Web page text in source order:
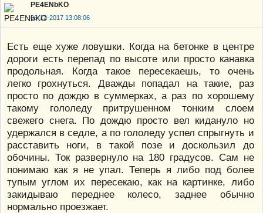
PE4ENbKO
06-12-2017 13:08:06
Есть еще хуже ловушки. Когда на бетонке в центре
дороги есть перепад по высоте или просто канавка
продольная. Когда такое пересекаешь, то очень
легко грохнуться. Дважды попадал на такие, раз
просто по дождю в суммерках, а раз по хорошему
такому гололеду притрушенном тонким слоем
свежего снега. По дождю просто вел кидануло но
удержался в седле, а по гололеду успел спрыгнуть и
расставить ноги, в такой позе и доскользил до
обочины. Ток развернуло на 180 градусов. Сам не
понимаю как я не упал. Теперь я либо под более
тупым углом их пересекаю, как на картинке, либо
закидываю переднее колесо, заднее обычно
нормально проезжает.